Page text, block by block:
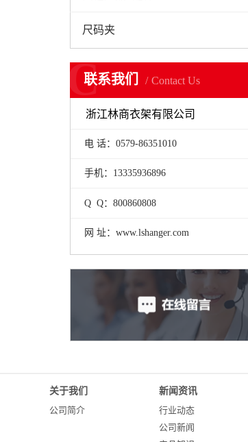
尺码夹
联系我们 Contact Us
C
浙江林商衣架有限公司
电 话：0579-86351010
手机：13335936896
Q Q：800860808
网 址：www.lshanger.com
关于我们
公司简介
新闻资讯
行业动态
公司新闻